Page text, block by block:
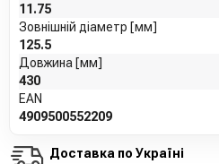
11.75
Зовнішній діаметр [мм]
125.5
Довжина [мм]
430
EAN
4909500552209
Доставка по Україні